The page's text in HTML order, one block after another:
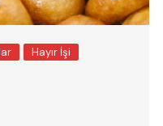
Hayır İşi